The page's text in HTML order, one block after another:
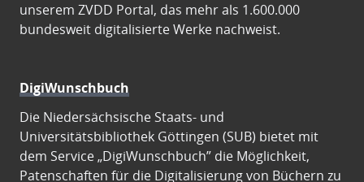
unserem ZVDD Portal, das mehr als 1.600.000
bundesweit digitalisierte Werke nachweist.
DigiWunschbuch
Die Niedersächsische Staats- und
Universitätsbibliothek Göttingen (SUB) bietet mit
dem Service „DigiWunschbuch” die Möglichkeit,
Patenschaften für die Digitalisierung von Büchern zu